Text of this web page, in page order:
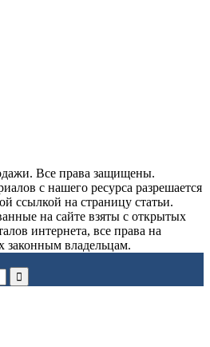
Все права защищены.
с нашего ресурса разрешается
ссылкой на страницу статьи.
на сайте взяты с открытых
интернета, все права на
законным владельцам.